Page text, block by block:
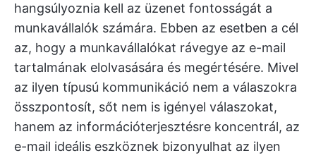
hangsúlyoznia kell az üzenet fontosságát a
munkavállalók számára. Ebben az esetben a cél
az, hogy a munkavállalókat rávegye az e-mail
tartalmának elolvasására és megértésére. Mivel
az ilyen típusú kommunikáció nem a válaszokra
összpontosít, sőt nem is igényel válaszokat,
hanem az információterjesztésre koncentrál, az
e-mail ideális eszköznek bizonyulhat az ilyen